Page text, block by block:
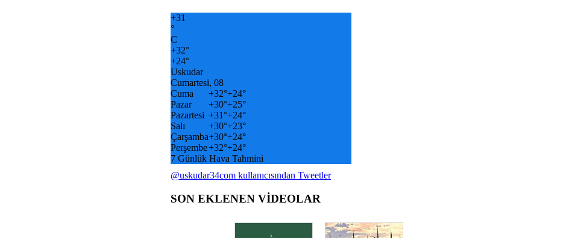
+31
°
C
+32°
+24°
Uskudar
Cumartesi, 08
Cuma
+32°+24°
Pazar
+30°+25°
Pazartesi +31°+24°
Salı
+30°+23°
Çarşamba+30°+24°
Perşembe+32°+24°
7 Günlük Hava Tahmini
@uskudar34com kullanıcısından Tweetler
SON EKLENEN VİDEOLAR